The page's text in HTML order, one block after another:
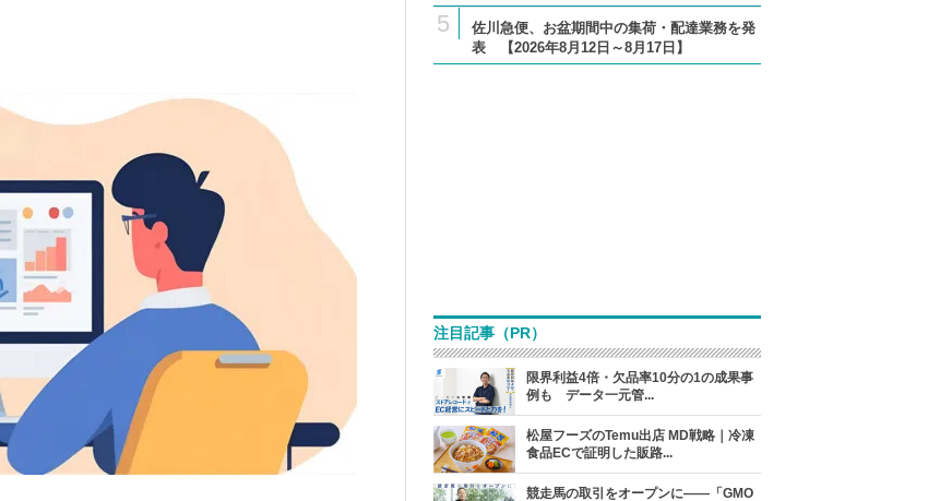
5
佐川急便、お盆期間中の集荷・配達業務を発
表 【2026年8月12日～8月17日】
注目記事（PR）
限界利益4倍・欠品率10分の1の成果事
例も データ一元管...
松屋フーズのTemu出店 MD戦略｜冷凍
食品ECで証明した販路...
競走馬の取引をオープンに――「GMO